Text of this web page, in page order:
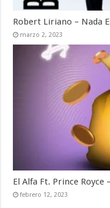
Robert Liriano – Nada
marzo 2, 2023
El Alfa Ft. Prince Royce
febrero 12, 2023